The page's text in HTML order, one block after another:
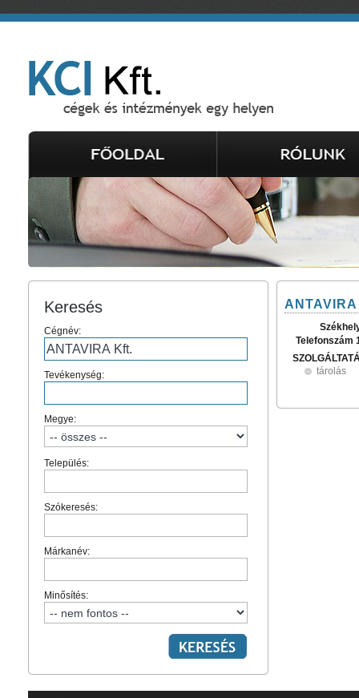
Keresés
Cégnév:
Tevékenység:
Megye:
Település:
Szókeresés:
Márkanév:
Minősítés:
Telefonszám
tárolás